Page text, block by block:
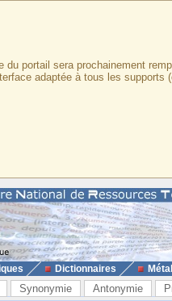
portail sera prochainement
adaptée à tous les
Dictionnaires
Synonymie Antonymie